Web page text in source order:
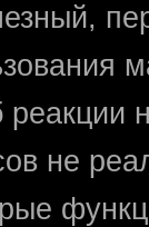
реакции
не